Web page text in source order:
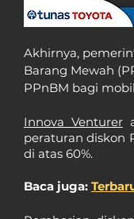
Akhirnya,
Barang Mewah
PPnBM bagi
Innova Venturer
peraturan diskon
di atas 60%.
Baca juga: